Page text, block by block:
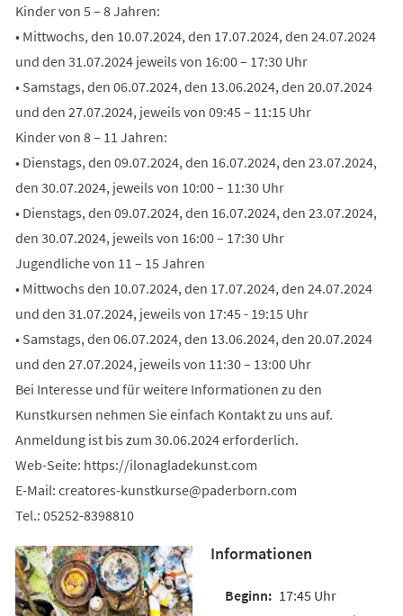
Kinder von 5 – 8 Jahren:
• Mittwochs, den 10.07.2024, den 17.07.2024, den 24.07.2024
und den 31.07.2024 jeweils von 16:00 – 17:30 Uhr
• Samstags, den 06.07.2024, den 13.06.2024, den 20.07.2024
und den 27.07.2024, jeweils von 09:45 – 11:15 Uhr
Kinder von 8 – 11 Jahren:
• Dienstags, den 09.07.2024, den 16.07.2024, den 23.07.2024,
den 30.07.2024, jeweils von 10:00 – 11:30 Uhr
• Dienstags, den 09.07.2024, den 16.07.2024, den 23.07.2024,
den 30.07.2024, jeweils von 16:00 – 17:30 Uhr
Jugendliche von 11 – 15 Jahren
• Mittwochs den 10.07.2024, den 17.07.2024, den 24.07.2024
und den 31.07.2024, jeweils von 17:45 - 19:15 Uhr
• Samstags, den 06.07.2024, den 13.06.2024, den 20.07.2024
und den 27.07.2024, jeweils von 11:30 – 13:00 Uhr
Bei Interesse und für weitere Informationen zu den
Kunstkursen nehmen Sie einfach Kontakt zu uns auf.
Anmeldung ist bis zum 30.06.2024 erforderlich.
Web-Seite: https://ilonagladekunst.com
E-Mail: creatores-kunstkurse paderborn com
Tel.: 05252-8398810
Informationen
17:45 Uhr